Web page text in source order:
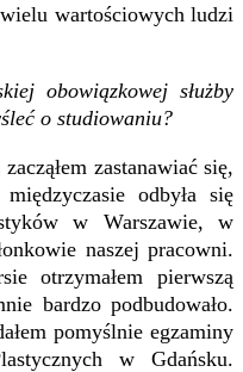
wartościowych ludzi
obowiązkowej służby
o studiowaniu?
zastanawiać się,
odbyła się
w Warszawie, w
naszej pracowni.
otrzymałem pierwszą
bardzo podbudowało.
pomyślnie egzaminy
w Gdańsku.